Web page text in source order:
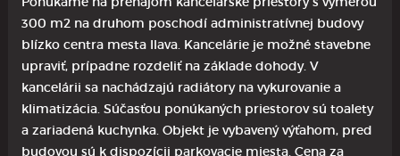
300 m2 na druhom poschodí administratívnej budovy
blízko centra mesta Ilava. Kancelárie je možné stavebne
upraviť, prípadne rozdeliť na základe dohody. V
kancelárii sa nachádzajú radiátory na vykurovanie a
klimatizácia. Súčasťou ponúkaných priestorov sú toalety
a zariadená kuchynka. Objekt je vybavený výťahom, pred
budovou sú k dispozícii parkovacie miesta. Cena za